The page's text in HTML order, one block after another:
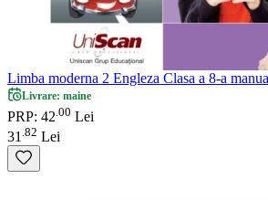
Limba moderna 2 Engleza Clasa a 8-a
Livrare: maine
PRP: 42 00 Lei
31 82 Lei